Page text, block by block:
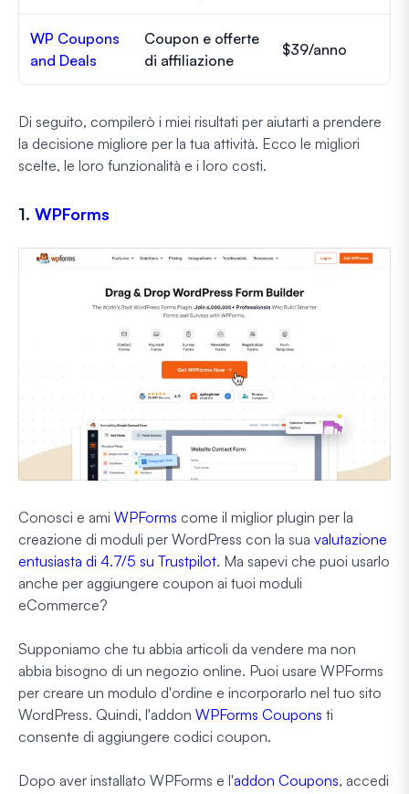
WP Coupons
and Deals
Coupon e offerte
di affiliazione
$39/anno
Di seguito, compilerò i miei risultati per aiutarti a prendere
la decisione migliore per la tua attività. Ecco le migliori
scelte, le loro funzionalità e i loro costi.
1. WPForms
Conosci e ami WPForms come il miglior plugin per la
creazione di moduli per WordPress con la sua valutazione
entusiasta di 4.7/5 su Trustpilot. Ma sapevi che puoi usarlo
anche per aggiungere coupon ai tuoi moduli
eCommerce?
Supponiamo che tu abbia articoli da vendere ma non
abbia bisogno di un negozio online. Puoi usare WPForms
per creare un modulo d'ordine e incorporarlo nel tuo sito
WordPress. Quindi, l'addon WPForms Coupons ti
consente di aggiungere codici coupon.
Dopo aver installato WPForms e l'addon Coupons, accedi